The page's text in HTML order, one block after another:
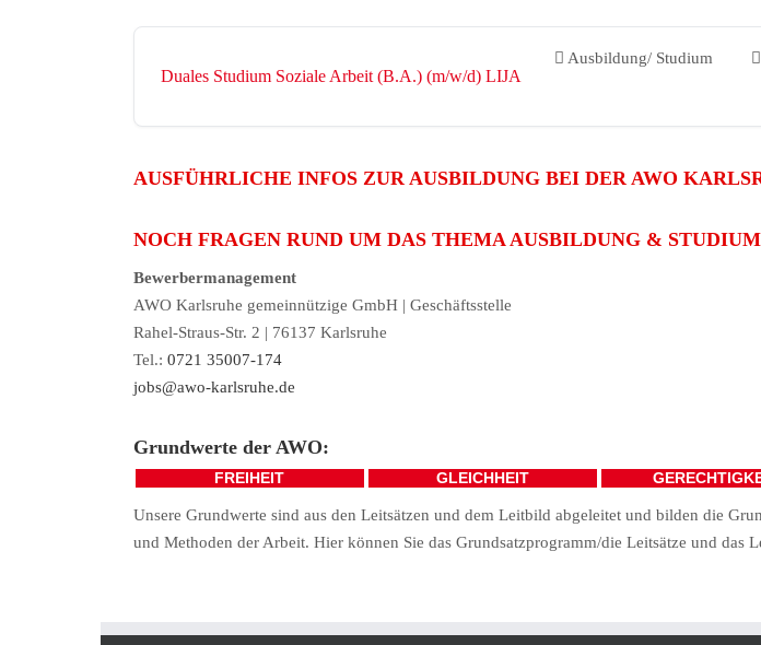
Duales Studium Soziale Arbeit (B.A.) (m/w/d) LIJA
Ausbildung/ Studium
AUSFÜHRLICHE INFOS ZUR AUSBILDUNG BEI DER AWO
NOCH FRAGEN RUND UM DAS THEMA AUSBILDUNG &
Bewerbermanagement
AWO Karlsruhe gemeinnützige GmbH | Geschäftsstelle
Rahel-Straus-Str. 2 | 76137 Karlsruhe
Tel.: 0721 35007-174
jobs@awo-karlsruhe.de
Grundwerte der AWO:
FREIHEIT GLEICHHEIT
Unsere Grundwerte sind aus den Leitsätzen und dem Leitbild abgeleitet und bilden die
und Methoden der Arbeit. Hier können Sie das Grundsatzprogramm/die Leitsätze und das